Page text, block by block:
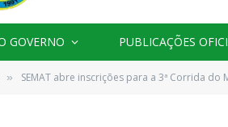
GOVERNO PUBLICAÇÕES
» SEMAT abre inscrições para a 3ª Corrida do